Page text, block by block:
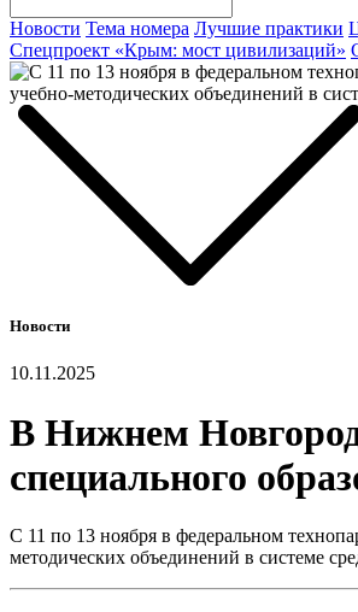
Новости Тема номера Лучшие практики
Спецпроект «Крым: мост цивилизаций»
Новости
10.11.2025
В Нижнем
специального
С 11 по 13 ноября в федеральном
методических объединений в системе